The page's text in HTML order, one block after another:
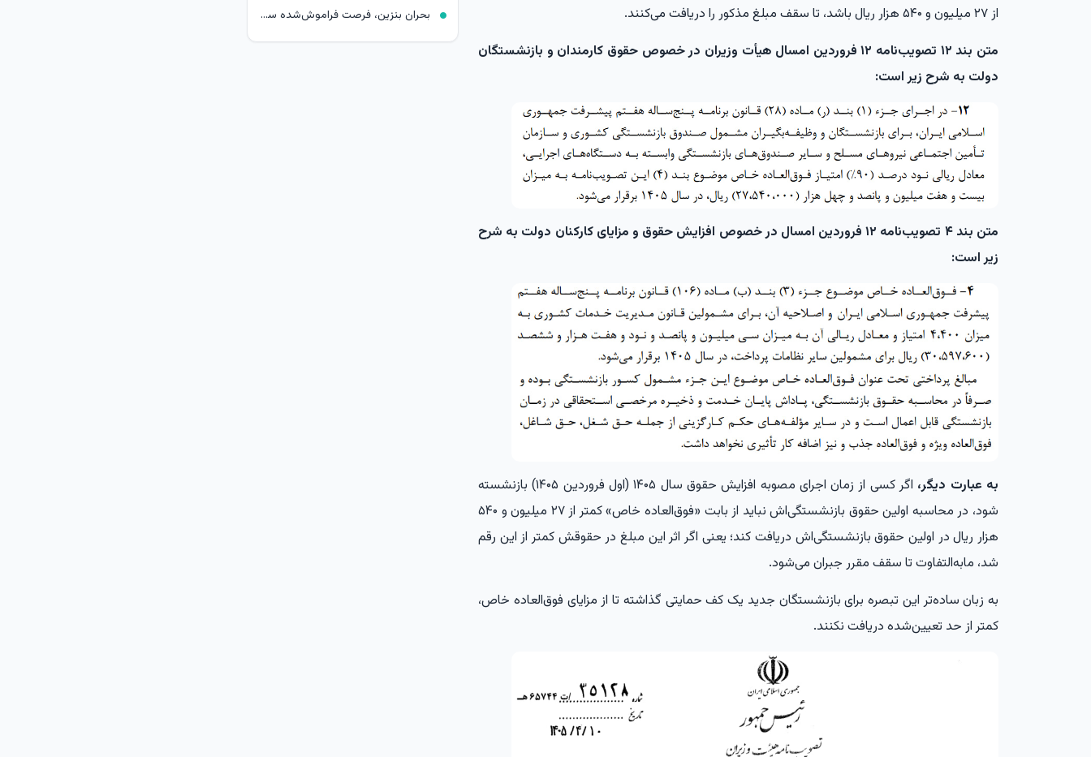
از ۲۷ میلیون و ۵۴۰ هزار ریال باشد، تا سقف مبلغ مذکور را دریافت می‌کنند.
متن بند ۱۲ تصویب‌نامه ۱۲ فروردین امسال هیأت وزیران در خصوص حقوق کارمندان و بازنشستگان
دولت به شرح زیر است:
متن بند ۴ تصویب‌نامه ۱۲ فروردین امسال در خصوص افزایش حقوق و مزایای کارکنان دولت به شرح
زیر است:
به عبارت دیگر،
اگر کسی از زمان اجرای مصوبه افزایش حقوق سال ۱۴۰۵ (اول فروردین ۱۴۰۵) بازنشسته
شود، در محاسبه اولین حقوق بازنشستگی‌اش نباید از بابت «فوق‌العاده خاص» کمتر از ۲۷ میلیون و ۵۴۰
هزار ریال در اولین حقوق بازنشستگی‌اش دریافت کند؛ یعنی اگر اثر این مبلغ در حقوقش کمتر از این رقم
شد، مابه‌التفاوت تا سقف مقرر جبران می‌شود.
به زبان ساده‌تر این تبصره برای بازنشستگان جدید یک کف حمایتی گذاشته تا از مزایای فوق‌العاده خاص،
کمتر از حد تعیین‌شده دریافت نکنند.
بحران بنزین، فرصت فراموش‌شده سی‌ان‌جی